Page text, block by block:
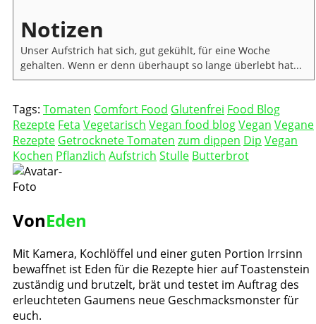
Notizen
Unser Aufstrich hat sich, gut gekühlt, für eine Woche
gehalten. Wenn er denn überhaupt so lange überlebt hat...
Tags: Tomaten Comfort Food Glutenfrei Food Blog
Rezepte Feta Vegetarisch Vegan food blogVegan Vegane
Rezepte Getrocknete Tomaten zum dippen Dip Vegan
Kochen Pflanzlich Aufstrich Stulle Butterbrot
VonEden
Mit Kamera, Kochlöffel und einer guten Portion Irrsinn
bewaffnet ist Eden für die Rezepte hier auf Toastenstein
zuständig und brutzelt, brät und testet im Auftrag des
erleuchteten Gaumens neue Geschmacksmonster für
euch.